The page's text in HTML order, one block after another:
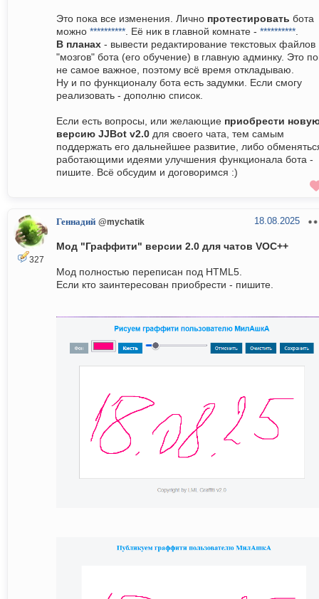
Это пока все изменения. Лично протестировать бота
можно ********** . Её ник в главной комнате - **********
В планах - вывести редактирование текстовых файлов
"мозгов" бота (его обучение) в главную админку. Это
не самое важное, поэтому всё время откладываю.
Ну и по функционалу бота есть задумки. Если смогу
реализовать - дополню список.
Если есть вопросы, или желающие приобрести
версию JJBot v2.0 для своего чата, тем самым
поддержать его дальнейшее развитие, либо
работающими идеями улучшения функционала бота -
пишите. Всё обсудим и договоримся :)
327
Геннадий @mychatik 18.08.2025
Мод "Граффити" версии 2.0 для чатов VOC++
Мод полностью переписан под HTML5.
Если кто заинтересован приобрести - пишите.